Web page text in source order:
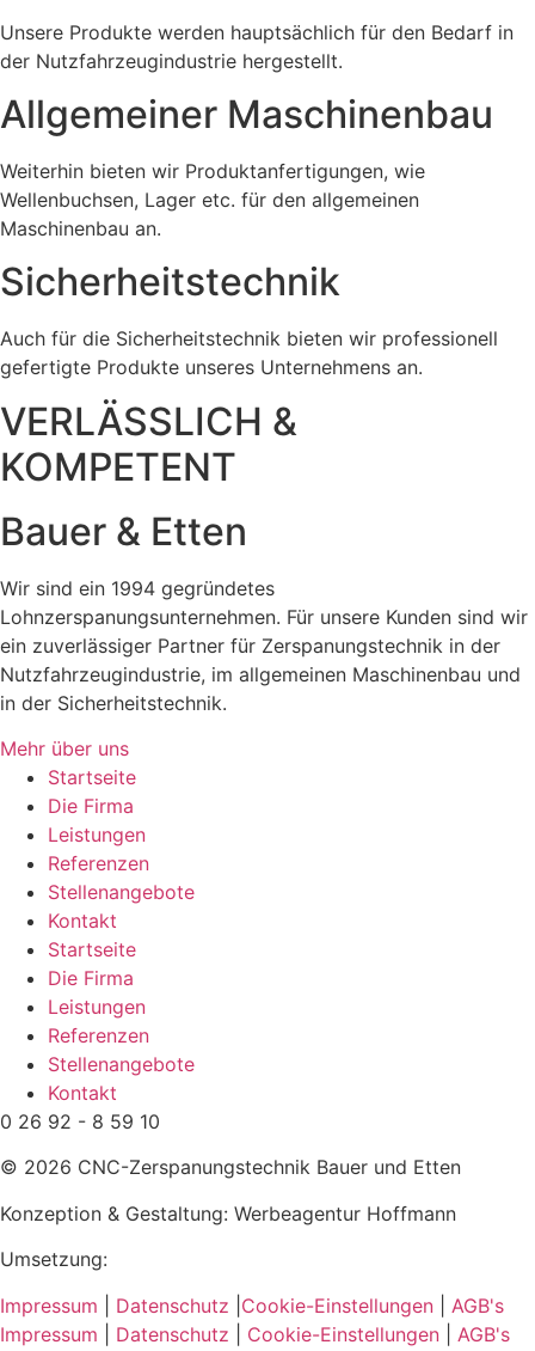
Unsere Produkte werden hauptsächlich für den Bedarf in
der Nutzfahrzeugindustrie hergestellt.
Allgemeiner Maschinenbau
Weiterhin bieten wir Produktanfertigungen, wie
Wellenbuchsen, Lager etc. für den allgemeinen
Maschinenbau an.
Sicherheitstechnik
Auch für die Sicherheitstechnik bieten wir professionell
gefertigte Produkte unseres Unternehmens an.
VERLÄSSLICH &
KOMPETENT
Bauer & Etten
Wir sind ein 1994 gegründetes
Lohnzerspanungsunternehmen. Für unsere Kunden sind wir
ein zuverlässiger Partner für Zerspanungstechnik in der
Nutzfahrzeugindustrie, im allgemeinen Maschinenbau und
in der Sicherheitstechnik.
Mehr über uns
Startseite
Die Firma
Leistungen
Referenzen
Stellenangebote
Kontakt
Startseite
Die Firma
Leistungen
Referenzen
Stellenangebote
Kontakt
0 26 92 - 8 59 10
© 2026 CNC-Zerspanungstechnik Bauer und Etten
Konzeption & Gestaltung: Werbeagentur Hoffmann
Umsetzung:
Impressum
Datenschutz Cookie-Einstellungen
AGB's
Impressum
Datenschutz Cookie-Einstellungen
AGB's